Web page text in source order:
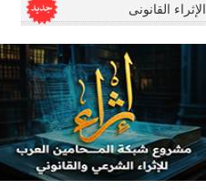
الإثراء القانونى